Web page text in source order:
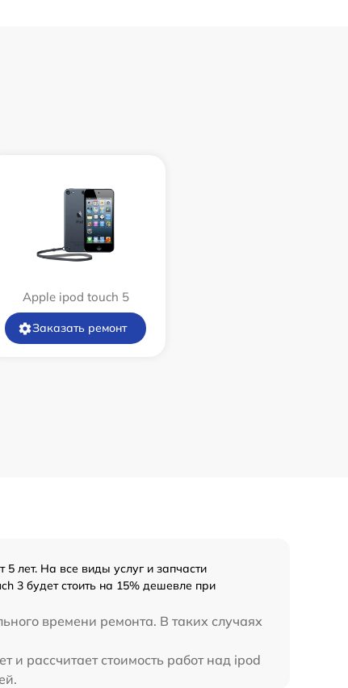
Apple ipod touch 5
Заказать ремонт
лет. На все виды услуг и запчасти
3 будет стоить на 15% дешевле при
времени ремонта. В таких случаях
и рассчитает стоимость работ над ipod